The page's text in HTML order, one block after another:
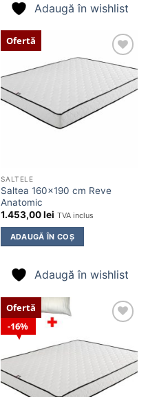
Adaugă în wishlist
Ofertă
Adaugă
wishlist
SALTELE
Saltea 160×190 cm Reve
Anatomic
1.453,00lei TVA inclus
ADAUGĂ ÎN COȘ
Adaugă în wishlist
16%
Ofertă
wishlist